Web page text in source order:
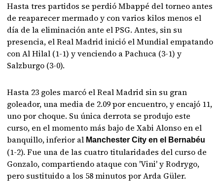
Hasta tres partidos se perdió Mbappé del torneo antes
de reaparecer mermado y con varios kilos menos el
día de la eliminación ante el PSG. Antes, sin su
presencia, el Real Madrid inició el Mundial empatando
con Al Hilal (1-1) y venciendo a Pachuca (3-1) y
Salzburgo (3-0).
Hasta 23 goles marcó el Real Madrid sin su gran
goleador, una media de 2.09 por encuentro, y encajó 11,
uno por choque. Su única derrota se produjo este
curso, en el momento más bajo de Xabi Alonso en el
banquillo, inferior al Manchester City en el Bernabéu
(1-2). Fue una de las cuatro titularidades del curso de
Gonzalo, compartiendo ataque con 'Vini' y Rodrygo,
pero sustituido a los 58 minutos por Arda Güler.